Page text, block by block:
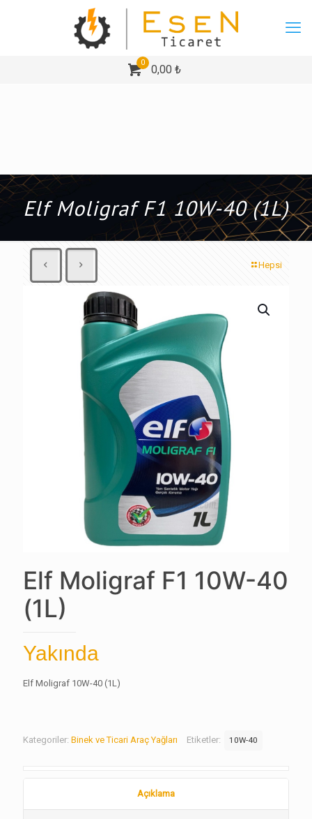
0
0,00 ₺
Elf Moligraf F1 10W-40 (1L)
Hepsi
Elf Moligraf F1 10W-40
(1L)
Yakında
Elf Moligraf 10W-40 (1L)
Kategoriler: Binek ve Ticari Araç Yağları Etiketler: 10W-40
Açıklama